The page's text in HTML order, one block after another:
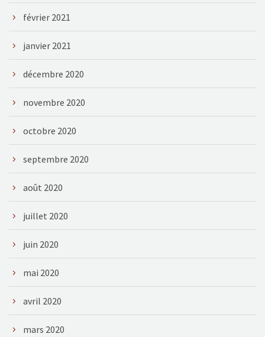
février 2021
janvier 2021
décembre 2020
novembre 2020
octobre 2020
septembre 2020
août 2020
juillet 2020
juin 2020
mai 2020
avril 2020
mars 2020